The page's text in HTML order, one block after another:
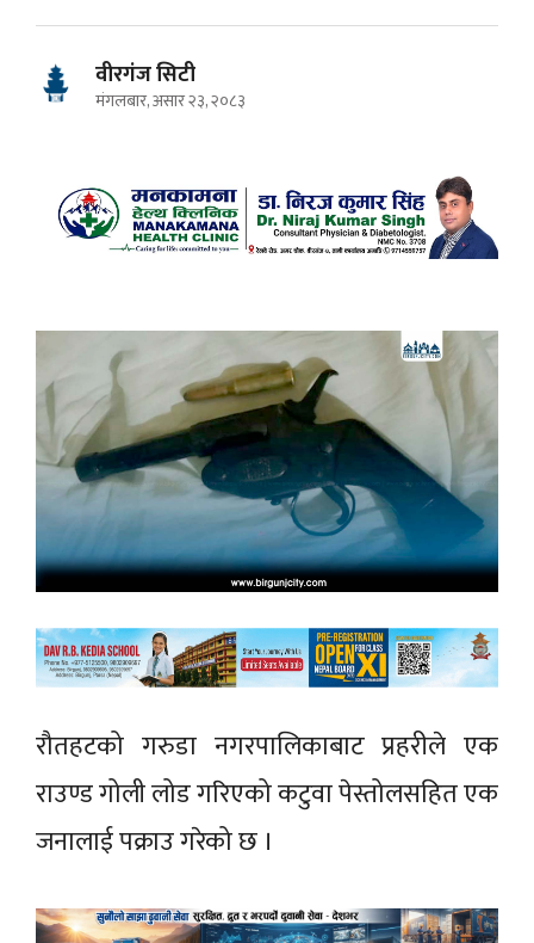
वीरगंज सिटी
मंगलबार, असार २३, २०८३
रौतहटको गरुडा नगरपालिकाबाट प्रहरीले एक
राउण्ड गोली लोड गरिएको कटुवा पेस्तोलसहित एक
जनालाई पक्राउ गरेको छ ।